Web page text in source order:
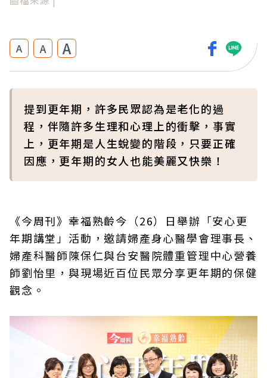
A A A
提到更年期，許多民眾認為是老化的過
程，伴隨許多生理和心理上的衝擊，事實
上，更年期是人生蛻變的階段，只要正確
因應，更年期的女人也能美麗又快樂！
《今周刊》幸福熟齡今（26）日舉辦「安心更
年期講堂」活動，邀請婦產身心醫學會理事長、
婦產科醫師陳保仁與台安醫院體重管理中心營養
師劉怡里，與現場近百位民眾分享更年期的保健
觀念。